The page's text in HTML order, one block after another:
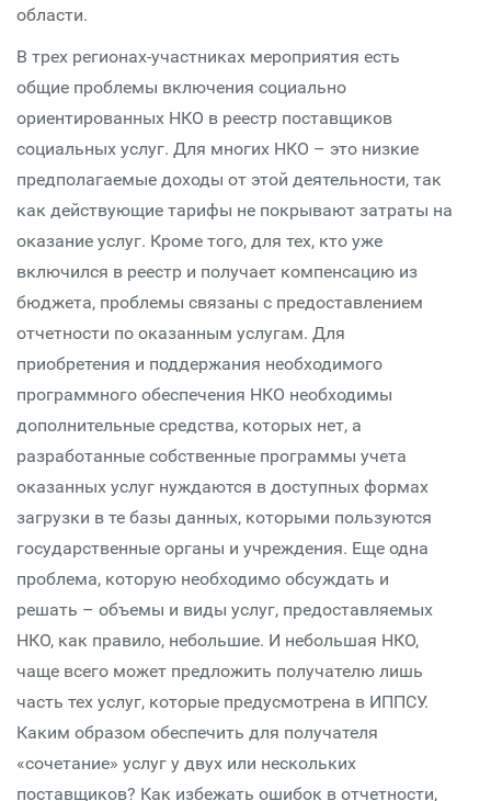
области.
В трех регионах-участниках мероприятия есть
общие проблемы включения социально
ориентированных НКО в реестр поставщиков
социальных услуг. Для многих НКО – это низкие
предполагаемые доходы от этой деятельности, так
как действующие тарифы не покрывают затраты на
оказание услуг. Кроме того, для тех, кто уже
включился в реестр и получает компенсацию из
бюджета, проблемы связаны с предоставлением
отчетности по оказанным услугам. Для
приобретения и поддержания необходимого
программного обеспечения НКО необходимы
дополнительные средства, которых нет, а
разработанные собственные программы учета
оказанных услуг нуждаются в доступных формах
загрузки в те базы данных, которыми пользуются
государственные органы и учреждения. Еще одна
проблема, которую необходимо обсуждать и
решать – объемы и виды услуг, предоставляемых
НКО, как правило, небольшие. И небольшая НКО,
чаще всего может предложить получателю лишь
часть тех услуг, которые предусмотрена в ИППСУ.
Каким образом обеспечить для получателя
«сочетание» услуг у двух или нескольких
поставщиков? Как избежать ошибок в отчетности,